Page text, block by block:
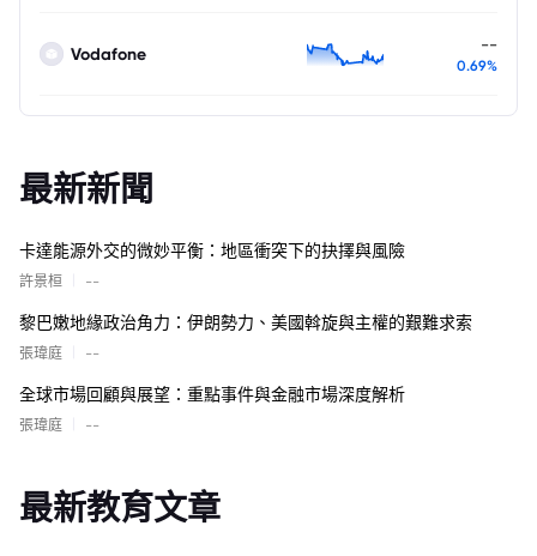
Vodafone --
0.69%
最新新聞
卡達能源外交的微妙平衡：地區衝突下的抉擇與風險
許景桓 --
黎巴嫩地緣政治角力：伊朗勢力、美國斡旋與主權的艱難求索
張瑋庭 --
全球市場回顧與展望：重點事件與金融市場深度解析
張瑋庭 --
最新教育文章